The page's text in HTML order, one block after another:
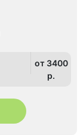
от 3400
p.